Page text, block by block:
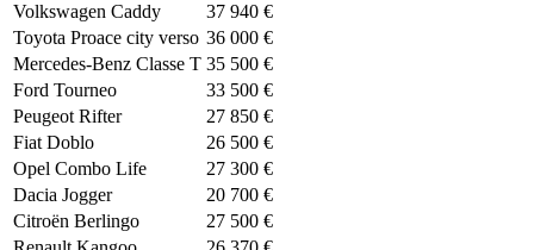
Volkswagen Caddy
37 940 €
Toyota Proace city verso 36 000 €
Mercedes-Benz Classe T 35 500 €
Ford Tourneo
33 500 €
Peugeot Rifter
27 850 €
Fiat Doblo
26 500 €
Opel Combo Life
27 300 €
Dacia Jogger
20 700 €
Citroën Berlingo
27 500 €